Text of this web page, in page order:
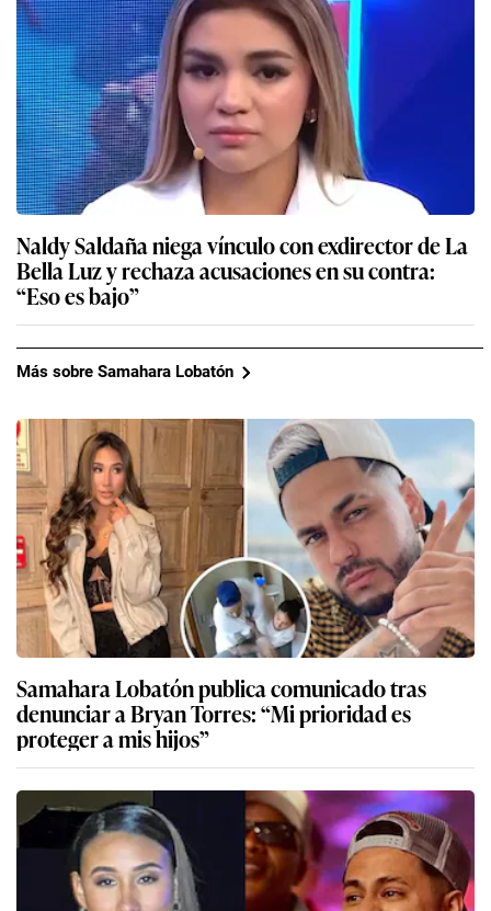
Naldy Saldaña niega vínculo con exdirector de La
Bella Luz y rechaza acusaciones en su contra:
“Eso es bajo”
Más sobre Samahara Lobatón
Samahara Lobatón publica comunicado tras
denunciar a Bryan Torres: “Mi prioridad es
proteger a mis hijos”